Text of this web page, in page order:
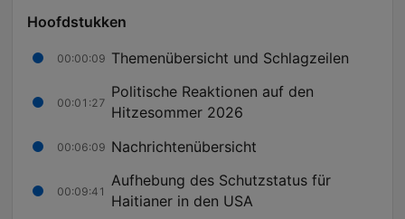
Hoofdstukken
00:00:09 Themenübersicht und Schlagzeilen
00:01:27
Politische Reaktionen auf den
Hitzesommer 2026
00:06:09 Nachrichtenübersicht
00:09:41
Aufhebung des Schutzstatus für
Haitianer in den USA